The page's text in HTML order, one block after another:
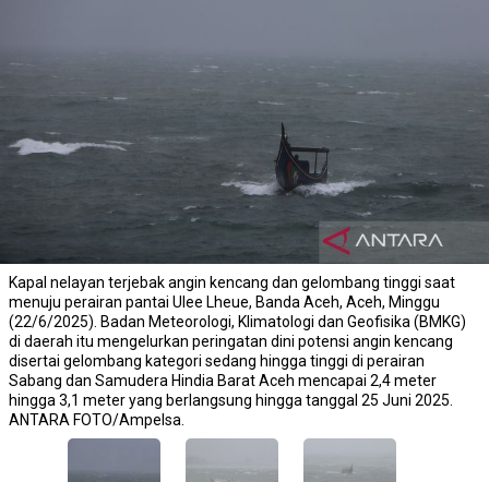
Kapal nelayan terjebak angin kencang dan gelombang tinggi saat
menuju perairan pantai Ulee Lheue, Banda Aceh, Aceh, Minggu
(22/6/2025). Badan Meteorologi, Klimatologi dan Geofisika (BMKG)
di daerah itu mengelurkan peringatan dini potensi angin kencang
disertai gelombang kategori sedang hingga tinggi di perairan
Sabang dan Samudera Hindia Barat Aceh mencapai 2,4 meter
hingga 3,1 meter yang berlangsung hingga tanggal 25 Juni 2025.
ANTARA FOTO/Ampelsa.